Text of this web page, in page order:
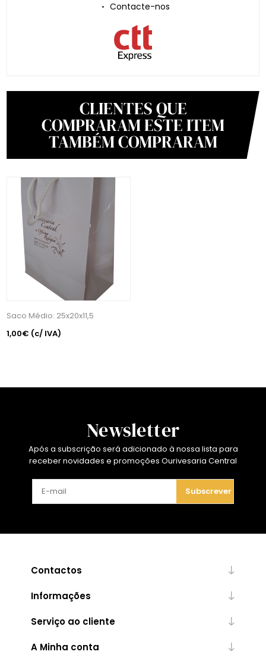
Contacte-nos
CLIENTES QUE
COMPRARAM ESTE ITEM
TAMBÉM COMPRARAM
Saco Médio: 25x20x11,5
1,00€ (c/ IVA)
Newsletter
Após a subscrição será adicionado à nossa lista para
receber novidades e promoções Ourivesaria Central
Subscrever
Contactos
Informações
Serviço ao cliente
A Minha conta